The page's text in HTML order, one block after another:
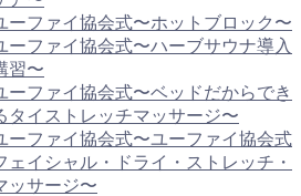
ーファイ協会式〜ホットブロック〜
ーファイ協会式〜ハーブサウナ導入
習〜
ーファイ協会式〜ベッドだからでき
タイストレッチマッサージ〜
ーファイ協会式〜ユーファイ協会式
ェイシャル・ドライ・ストレッチ・
ッサージ〜